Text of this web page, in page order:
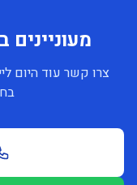
מעוניינים
צרו קשר עוד היום